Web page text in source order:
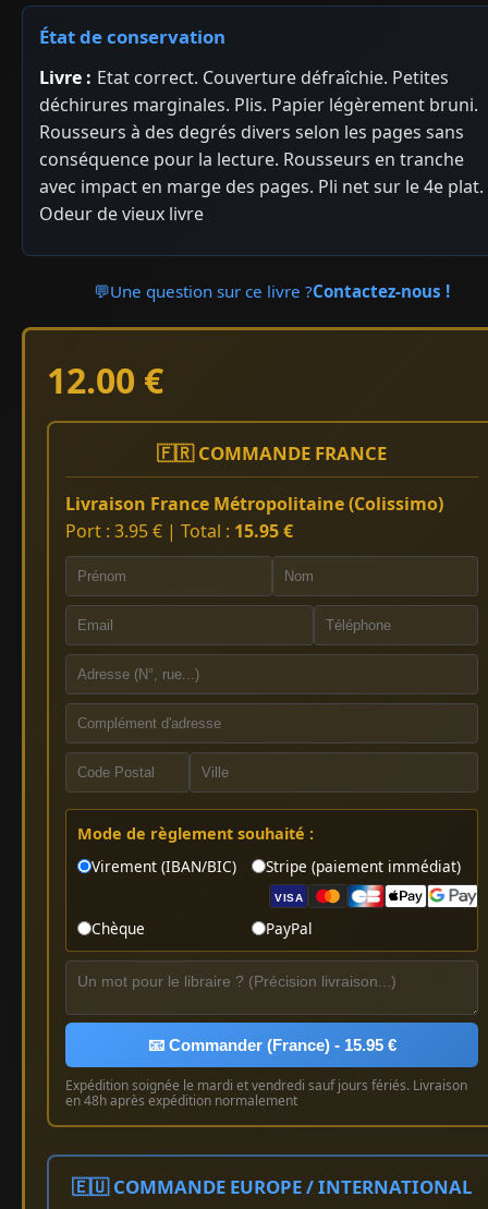
État de conservation
Livre : Etat correct. Couverture défraîchie. Petites
déchirures marginales. Plis. Papier légèrement bruni.
Rousseurs à des degrés divers selon les pages sans
conséquence pour la lecture. Rousseurs en tranche
avec impact en marge des pages. Pli net sur le 4e plat.
Odeur de vieux livre
💬Une question sur ce livre ?Contactez-nous !
12.00 €
🇫🇷 COMMANDE FRANCE
Livraison France Métropolitaine (Colissimo)
Port : 3.95 € | Total : 15.95 €
Mode de règlement souhaité :
Virement (IBAN/BIC)
Stripe (paiement immédiat)
VISA
Chèque PayPal
📧 Commander (France) - 15.95 €
Expédition soignée le mardi et vendredi sauf jours fériés. Livraison
en 48h après expédition normalement
🇪🇺 COMMANDE EUROPE / INTERNATIONAL